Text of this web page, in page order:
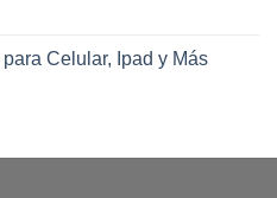
Celular, Ipad y Más